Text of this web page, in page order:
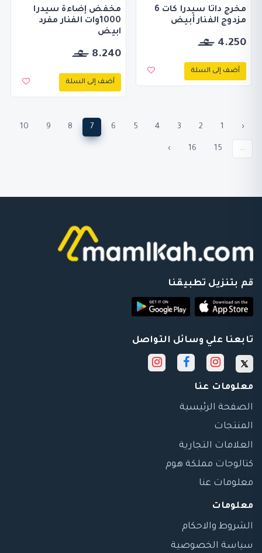
مخرج داتا سيدرا كات 6
مزدوج الفنار أبيض
4.250
أضف إلى السلة
مخفض إضاءة سيدرا
1000وات الفنار مفرد
ابيض
8.240
أضف إلى السلة
‹
1
2
3
4
5
6
7
8
9
10
...
15
16
›
قم بتنزيل تطبيقنا
تابعنا علي وسائل التواصل
معلومات عنا
الصفحة الرئيسية
المنتجات
العلامات التجارية
كتالوجات مملكة هوم
معلومات عنا
معلومات
الشروط والاحكام
سياسة الخصوصية